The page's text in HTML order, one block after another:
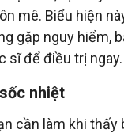
mê. Biểu hiện
gặp nguy hiểm,
sĩ để điều trị ngay.
nhiệt
cần làm khi thấy